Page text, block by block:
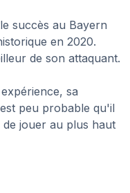
succès au Bayern
en 2020.
de son attaquant.
sa
peu probable qu'il
jouer au plus haut